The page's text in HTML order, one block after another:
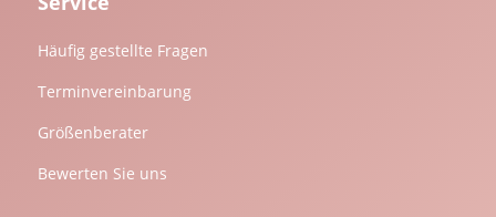
Häufig gestellte Fragen
Terminvereinbarung
Größenberater
Bewerten Sie uns